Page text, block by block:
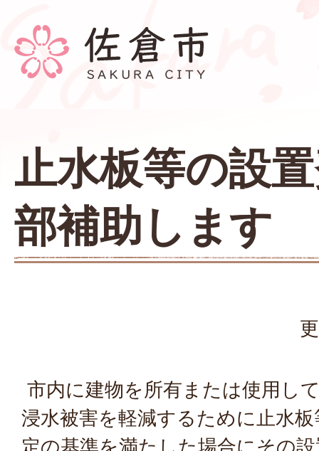
止水板等の設
部補助します
市内に建物を所有または使用し
浸水被害を軽減するために止水
定の基準を満たした場合にその